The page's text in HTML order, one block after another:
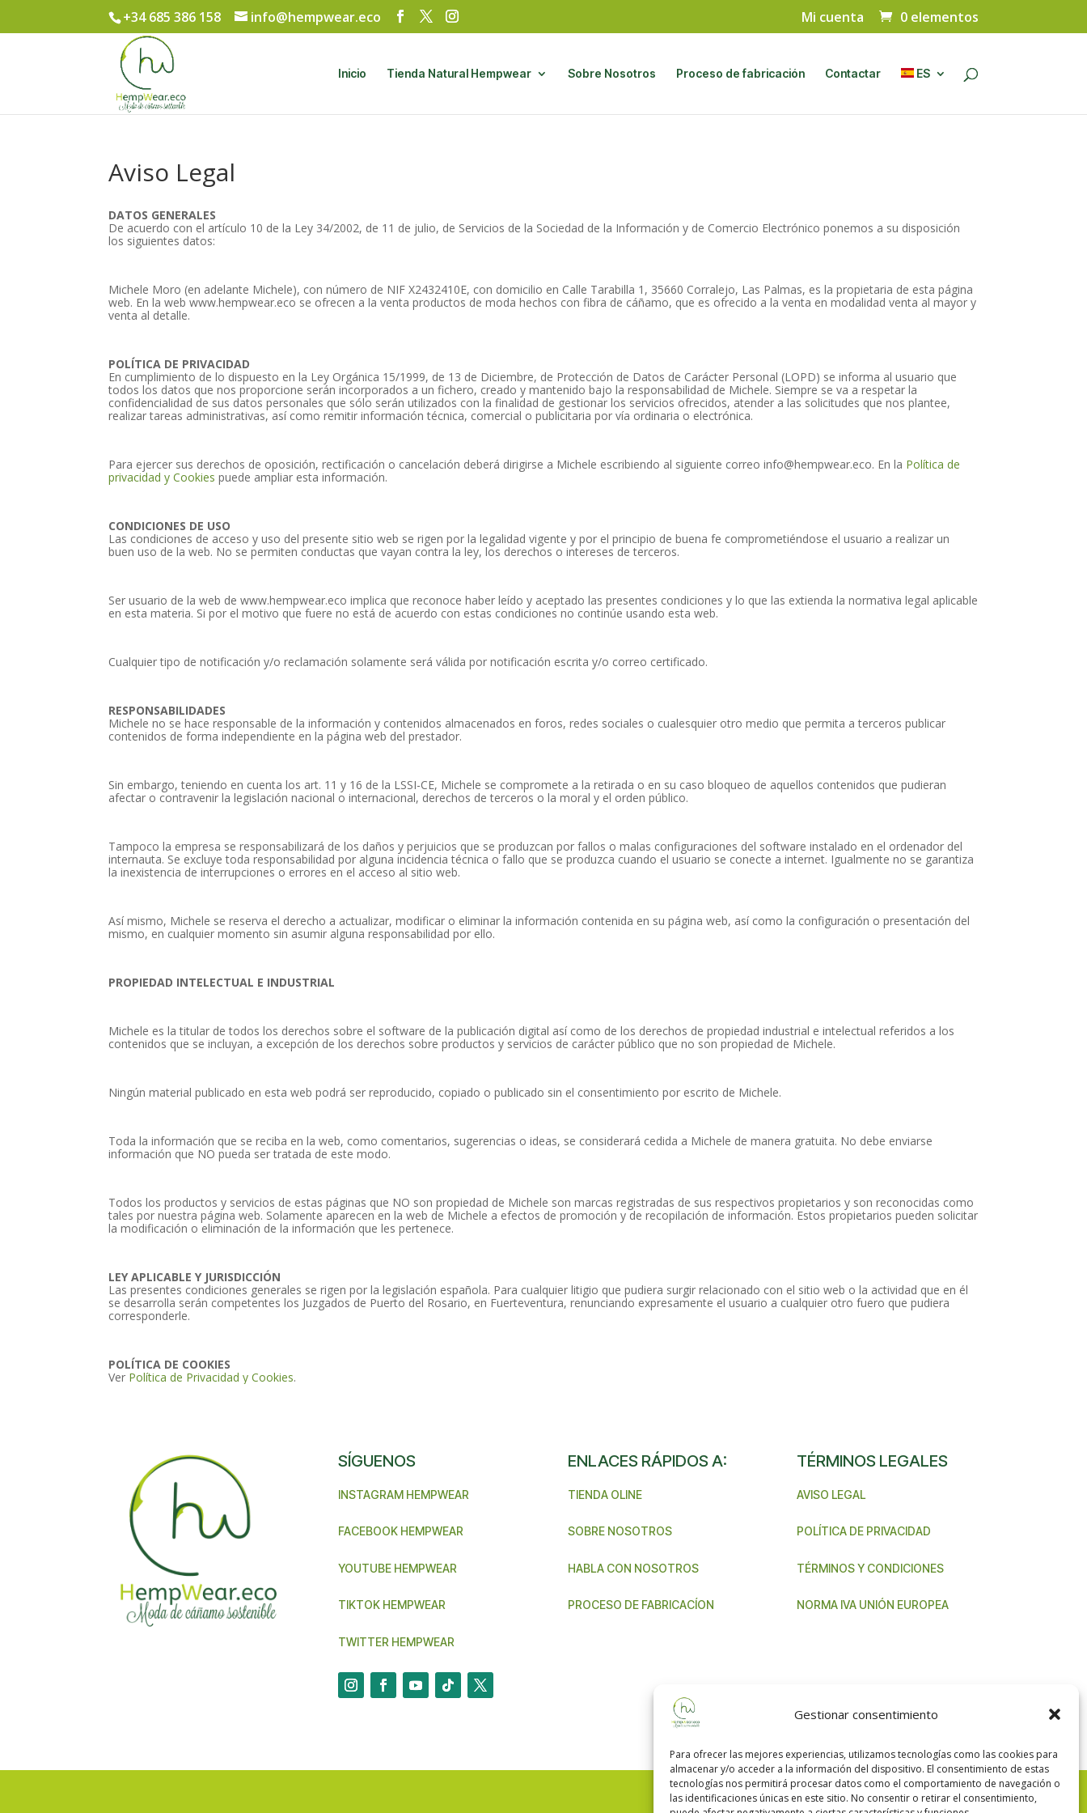
Gestionar consentimiento
Para ofrecer las mejores experiencias, utilizamos tecnologías como las cookies para
almacenar y/o acceder a la información del dispositivo. El consentimiento de estas
tecnologías nos permitirá procesar datos como el comportamiento de navegación o
las identificaciones únicas en este sitio. No consentir o retirar el consentimiento,
+34 685 386 158 info@hempwear.eco Mi cuenta 0 elementos
Inicio Tienda Natural Hempwear Sobre Nosotros Proceso de fabricación Contactar ES
productos
Aviso Legal
DATOS GENERALES
De acuerdo con el artículo 10 de la Ley 34/2002, de 11 de julio, de Servicios de la Sociedad de la Información y de Comercio Electrónico ponemos a su disposición
los siguientes datos:
Michele Moro (en adelante Michele), con número de NIF X2432410E, con domicilio en Calle Tarabilla 1, 35660 Corralejo, Las Palmas, es la propietaria de esta página
web. En la web www.hempwear.eco se ofrecen a la venta productos de moda hechos con fibra de cáñamo, que es ofrecido a la venta en modalidad venta al mayor y
venta al detalle.
POLÍTICA DE PRIVACIDAD
En cumplimiento de lo dispuesto en la Ley Orgánica 15/1999, de 13 de Diciembre, de Protección de Datos de Carácter Personal (LOPD) se informa al usuario que
todos los datos que nos proporcione serán incorporados a un fichero, creado y mantenido bajo la responsabilidad de Michele. Siempre se va a respetar la
confidencialidad de sus datos personales que sólo serán utilizados con la finalidad de gestionar los servicios ofrecidos, atender a las solicitudes que nos plantee,
realizar tareas administrativas, así como remitir información técnica, comercial o publicitaria por vía ordinaria o electrónica.
Para ejercer sus derechos de oposición, rectificación o cancelación deberá dirigirse a Michele escribiendo al siguiente correo info@hempwear.eco. En la Política de
privacidad y Cookies puede ampliar esta información.
CONDICIONES DE USO
Las condiciones de acceso y uso del presente sitio web se rigen por la legalidad vigente y por el principio de buena fe comprometiéndose el usuario a realizar un
buen uso de la web. No se permiten conductas que vayan contra la ley, los derechos o intereses de terceros.
Ser usuario de la web de www.hempwear.eco implica que reconoce haber leído y aceptado las presentes condiciones y lo que las extienda la normativa legal aplicable
en esta materia. Si por el motivo que fuere no está de acuerdo con estas condiciones no continúe usando esta web.
Cualquier tipo de notificación y/o reclamación solamente será válida por notificación escrita y/o correo certificado.
RESPONSABILIDADES
Michele no se hace responsable de la información y contenidos almacenados en foros, redes sociales o cualesquier otro medio que permita a terceros publicar
contenidos de forma independiente en la página web del prestador.
Sin embargo, teniendo en cuenta los art. 11 y 16 de la LSSI-CE, Michele se compromete a la retirada o en su caso bloqueo de aquellos contenidos que pudieran
afectar o contravenir la legislación nacional o internacional, derechos de terceros o la moral y el orden público.
Tampoco la empresa se responsabilizará de los daños y perjuicios que se produzcan por fallos o malas configuraciones del software instalado en el ordenador del
internauta. Se excluye toda responsabilidad por alguna incidencia técnica o fallo que se produzca cuando el usuario se conecte a internet. Igualmente no se garantiza
la inexistencia de interrupciones o errores en el acceso al sitio web.
Así mismo, Michele se reserva el derecho a actualizar, modificar o eliminar la información contenida en su página web, así como la configuración o presentación del
mismo, en cualquier momento sin asumir alguna responsabilidad por ello.
PROPIEDAD INTELECTUAL E INDUSTRIAL
Michele es la titular de todos los derechos sobre el software de la publicación digital así como de los derechos de propiedad industrial e intelectual referidos a los
contenidos que se incluyan, a excepción de los derechos sobre productos y servicios de carácter público que no son propiedad de Michele.
Ningún material publicado en esta web podrá ser reproducido, copiado o publicado sin el consentimiento por escrito de Michele.
Toda la información que se reciba en la web, como comentarios, sugerencias o ideas, se considerará cedida a Michele de manera gratuita. No debe enviarse
información que NO pueda ser tratada de este modo.
Todos los productos y servicios de estas páginas que NO son propiedad de Michele son marcas registradas de sus respectivos propietarios y son reconocidas como
tales por nuestra página web. Solamente aparecen en la web de Michele a efectos de promoción y de recopilación de información. Estos propietarios pueden solicitar
la modificación o eliminación de la información que les pertenece.
LEY APLICABLE Y JURISDICCIÓN
Las presentes condiciones generales se rigen por la legislación española. Para cualquier litigio que pudiera surgir relacionado con el sitio web o la actividad que en él
se desarrolla serán competentes los Juzgados de Puerto del Rosario, en Fuerteventura, renunciando expresamente el usuario a cualquier otro fuero que pudiera
corresponderle.
POLÍTICA DE COOKIES
Ver Política de Privacidad y Cookies.
SÍGUENOS
INSTAGRAM HEMPWEAR
FACEBOOK HEMPWEAR
YOUTUBE HEMPWEAR
TIKTOK HEMPWEAR
TWITTER HEMPWEAR
ENLACES RÁPIDOS A:
TIENDA OLINE
SOBRE NOSOTROS
HABLA CON NOSOTROS
PROCESO DE FABRICACÍON
TÉRMINOS LEGALES
AVISO LEGAL
POLÍTICA DE PRIVACIDAD
TÉRMINOS Y CONDICIONES
NORMA IVA UNIÓN EUROPEA